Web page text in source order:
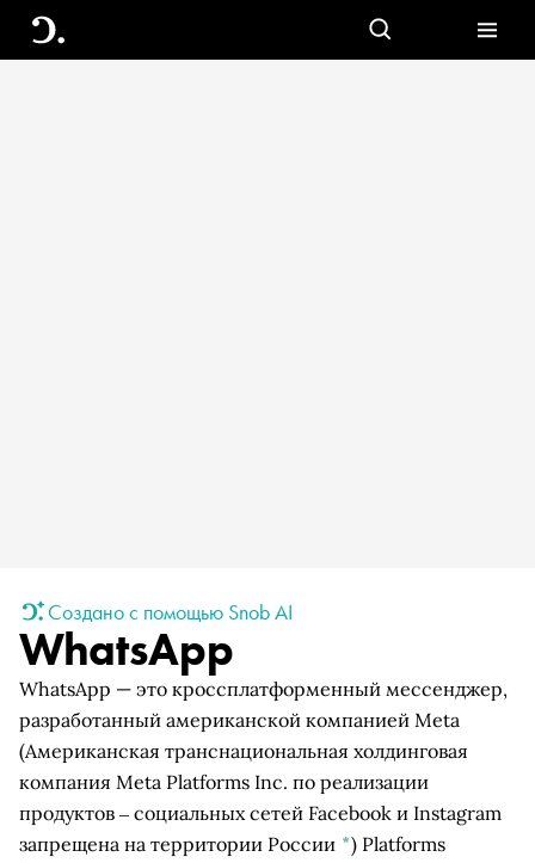
Создано с помощью Snob AI
WhatsApp
WhatsApp — это кроссплатформенный мессенджер,
разработанный американской компанией Meta
(Американская транснациональная холдинговая
компания Meta Platforms Inc. по реализации
продуктов ‒ социальных сетей Facebook и Instagram
запрещена на территории России *) Platforms